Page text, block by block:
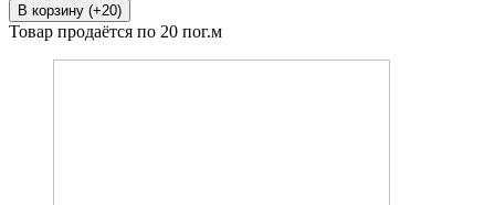
В корзину (+20)
Товар продаётся по 20 пог.м